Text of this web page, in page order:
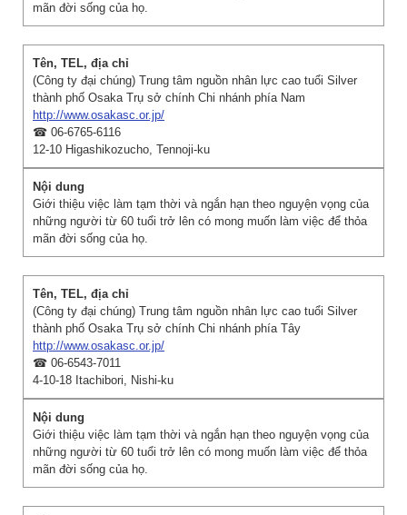
mãn đời sống của họ.
(Công ty đại chúng) Trung tâm nguồn nhân lực cao tuổi Silver
thành phố Osaka Trụ sở chính Chi nhánh phía Nam
http://www.osakasc.or.jp/
☎ 06-6765-6116
12-10 Higashikozucho, Tennoji-ku
Giới thiệu việc làm tạm thời và ngắn hạn theo nguyện vọng của
những người từ 60 tuổi trở lên có mong muốn làm việc để thỏa
mãn đời sống của họ.
(Công ty đại chúng) Trung tâm nguồn nhân lực cao tuổi Silver
thành phố Osaka Trụ sở chính Chi nhánh phía Tây
http://www.osakasc.or.jp/
☎ 06-6543-7011
4-10-18 Itachibori, Nishi-ku
Giới thiệu việc làm tạm thời và ngắn hạn theo nguyện vọng của
những người từ 60 tuổi trở lên có mong muốn làm việc để thỏa
mãn đời sống của họ.